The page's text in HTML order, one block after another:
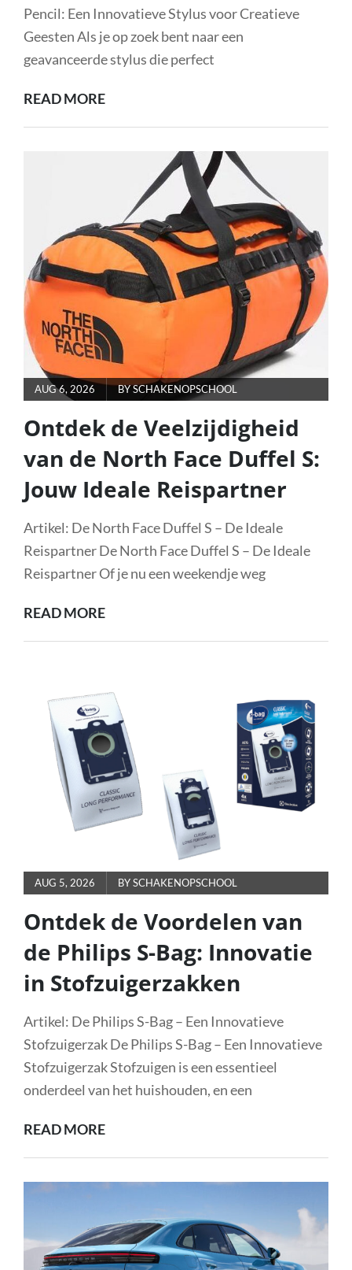
Pencil: Een Innovatieve Stylus voor Creatieve
Geesten Als je op zoek bent naar een
geavanceerde stylus die perfect
READ MOREONTDEK
SAMSUNG
PENCIL:
JOUW
CREATIEVE
METGEZEL
VOOR
GALAXY
TABLETS
POSTED
ON
AUG 6, 2026 BYSCHAKENOPSCHOOL
Ontdek de Veelzijdigheid
van de North Face Duffel S:
Jouw Ideale Reispartner
Artikel: De North Face Duffel S – De Ideale
Reispartner De North Face Duffel S – De Ideale
Reispartner Of je nu een weekendje weg
READ MOREONTDEK
DE
NORTH
FACE
DUFFEL
S:
JOUW
REISPARTNER
POSTED
ON
AUG 5, 2026 BYSCHAKENOPSCHOOL
Ontdek de Voordelen van
de Philips S-Bag: Innovatie
in Stofzuigerzakken
Artikel: De Philips S-Bag – Een Innovatieve
Stofzuigerzak De Philips S-Bag – Een Innovatieve
Stofzuigerzak Stofzuigen is een essentieel
onderdeel van het huishouden, en een
READ MOREONTDEK
DE
PHILIPS
S-